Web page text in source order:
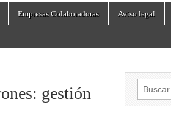
Empresas Colaboradoras Aviso legal
gestión
Buscar: